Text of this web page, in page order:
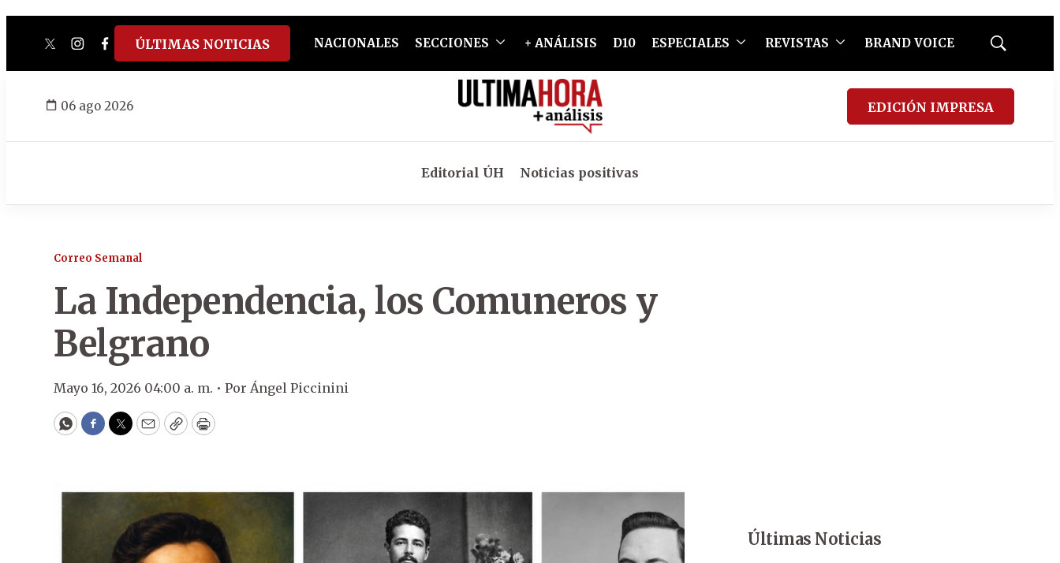
twitterinstagram
facebook
tiktokyoutube
spotify
ÚLTIMAS NOTICIAS NACIONALES SECCIONES + ANÁLISIS D10 ESPECIALES REVISTAS BRAND VOICE
Mostrar
06 ago 2026 EDICIÓN IMPRESA
Editorial ÚH Noticias positivas
Correo Semanal
La Independencia, los Comuneros y
Belgrano
Mayo 16, 2026 04:00 a. m. • Por Ángel Piccinini
WhatsApp
Facebook
Twitter
EmailCopyPrint
Últimas Noticias